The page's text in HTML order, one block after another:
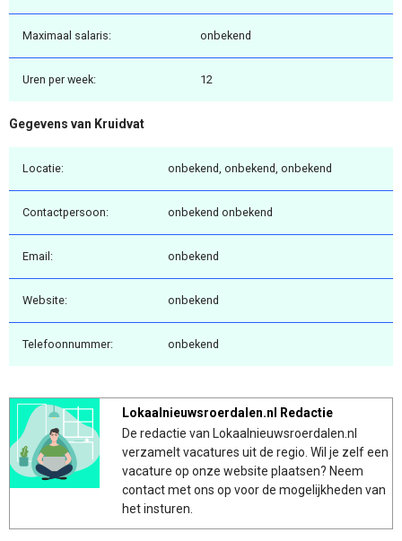
Maximaal salaris: onbekend
Uren per week: 12
Gegevens van Kruidvat
Locatie: onbekend, onbekend, onbekend
Contactpersoon: onbekend onbekend
Email: onbekend
Website: onbekend
Telefoonnummer: onbekend
Lokaalnieuwsroerdalen.nl Redactie
De redactie van Lokaalnieuwsroerdalen.nl
verzamelt vacatures uit de regio. Wil je zelf een
vacature op onze website plaatsen? Neem
contact met ons op voor de mogelijkheden van
het insturen.